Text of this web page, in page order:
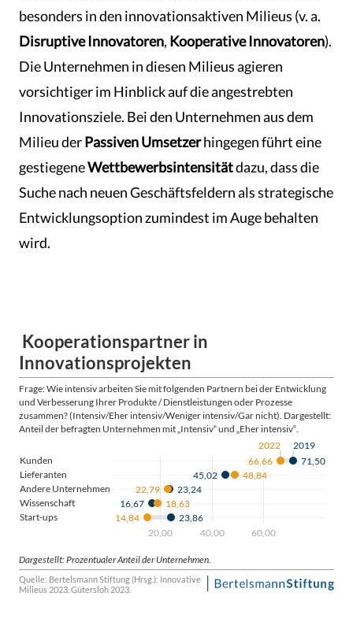
besonders in den innovationsaktiven Milieus (v. a.
Disruptive Innovatoren, Kooperative Innovatoren).
Die Unternehmen in diesen Milieus agieren
vorsichtiger im Hinblick auf die angestrebten
Innovationsziele. Bei den Unternehmen aus dem
Milieu derPassiven Umsetzerhingegen führt eine
gestiegeneWettbewerbsintensitätdazu, dass die
Suche nach neuen Geschäftsfeldern als strategische
Entwicklungsoption zumindest im Auge behalten
wird.